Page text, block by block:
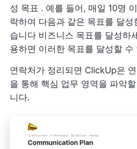
성 목표 . 예를 들어, 매일 10명
락하여 다음과 같은 목표를 달성
습니다 비즈니스 목표를 달성하
용하면 이러한 목표를 달성할 수
연락처가 정리되면 ClickUp은
을 통해 핵심 업무 영역을 파악
니다.